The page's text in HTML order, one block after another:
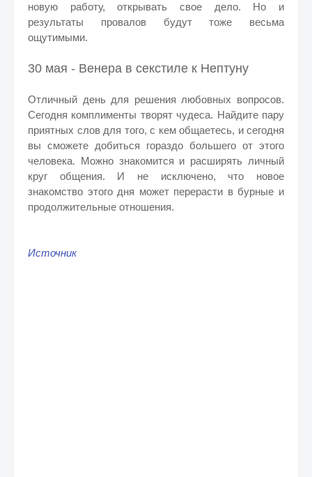
новую работу, открывать свое дело. Но и
результаты провалов будут тоже весьма
ощутимыми.
30 мая - Венера в секстиле к Нептуну
Отличный день для решения любовных вопросов.
Сегодня комплименты творят чудеса. Найдите пару
приятных слов для того, с кем общаетесь, и сегодня
вы сможете добиться гораздо большего от этого
человека. Можно знакомится и расширять личный
круг общения. И не исключено, что новое
знакомство этого дня может перерасти в бурные и
продолжительные отношения.
Источник